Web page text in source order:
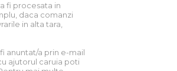
fi procesata in
daca comanzi
in alta tara,
anuntat/a prin e-mail
ajutorul caruia poti